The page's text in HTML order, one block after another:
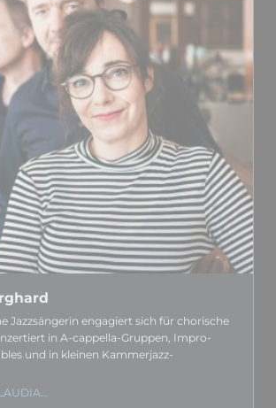
Jazz­sängerin engagiert sich für chorische
in A-cappella-Gruppen, Impro­
und in kleinen Kammerjazz-